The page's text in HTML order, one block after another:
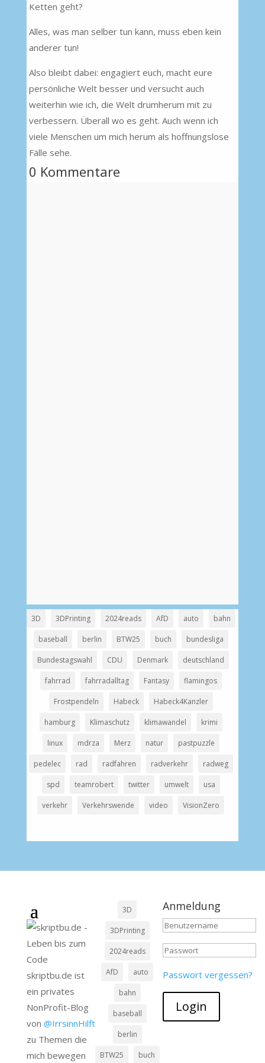
Ketten geht?
Alles, was man selber tun kann, muss eben kein
anderer tun!
Also bleibt dabei: engagiert euch, macht eure
persönliche Welt besser und versucht auch
weiterhin wie ich, die Welt drumherum mit zu
verbessern. Überall wo es geht. Auch wenn ich
viele Menschen um mich herum als hoffnungslose
Fälle sehe.
0 Kommentare
3D 3DPrinting 2024reads AfD auto bahn
baseball berlin BTW25 buch bundesliga
Bundestagswahl CDU Denmark deutschland
fahrrad fahrradalltag Fantasy flamingos
Frostpendeln Habeck Habeck4Kanzler
hamburg Klimaschutz klimawandel krimi
linux mdrza Merz natur pastpuzzle
pedelec rad radfahren radverkehr radweg
spd teamrobert twitter umwelt usa
verkehr Verkehrswende video VisionZero
skriptbu.de ist
ein privates
NonProfit-Blog
von @IrrsinnHilft
zu Themen die
mich bewegen
3D
3DPrinting
2024reads
AfD auto
bahn
baseball
berlin
BTW25 buch
Anmeldung
Passwort vergessen?
Login